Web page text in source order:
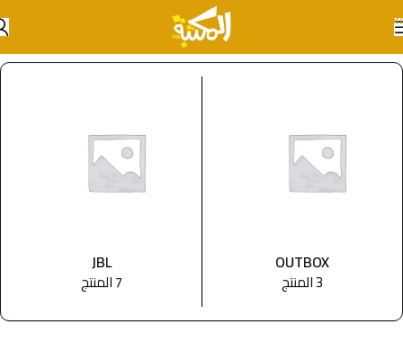
Skip to navigation
Skip to main content
OUTBOX
3 المنتج
JBL
7 المنتج